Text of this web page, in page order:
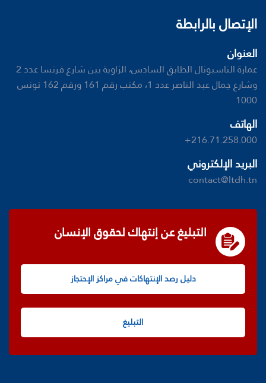
الإتصال بالرابطة
العنوان
عمارة الناسيونال الطابق السادس، الزاوية بين شارع فرنسا عدد 2
وشارع جمال عبد الناصر عدد 1، مكتب رقم 161 ورقم 162 تونس
1000
الهاتف
+216.71.258.000
البريد الإلكتروني
contact@ltdh.tn
التبليغ عن إنتهاك لحقوق الإنسان
دليل رصد الإنتهاكات في مراكز الإحتجاز
التبليغ